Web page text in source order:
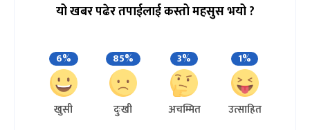
यो खबर पढेर तपाईलाई कस्तो महसुस भयो ?
6%
खुसी
85%
दुःखी
3%
अचम्मित
1%
उत्साहित